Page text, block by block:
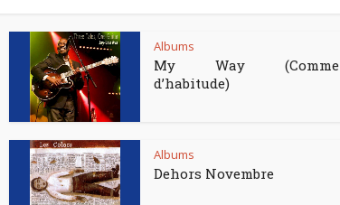
Albums
My Way (Comme
d’habitude)
Albums
Dehors Novembre